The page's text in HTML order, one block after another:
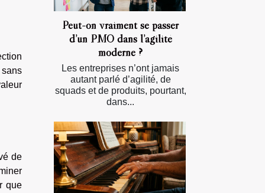
de
que
Peut-on vraiment se passer
d’un PMO dans l’agilité
moderne ?
Les entreprises n’ont jamais
autant parlé d’agilité, de
squads et de produits, pourtant,
dans...